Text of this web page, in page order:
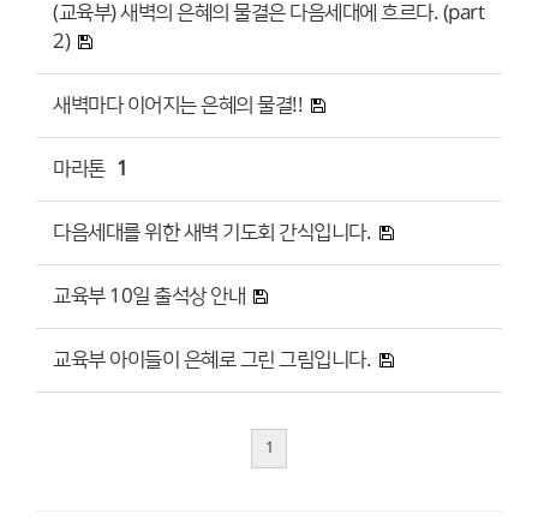
(교육부) 새벽의 은혜의 물결은 다음세대에 흐르다. (part
2)
새벽마다 이어지는 은혜의 물결!!
마라톤 1
다음세대를 위한 새벽 기도회 간식입니다.
교육부 10일 출석상 안내
교육부 아이들이 은혜로 그린 그림입니다.
1